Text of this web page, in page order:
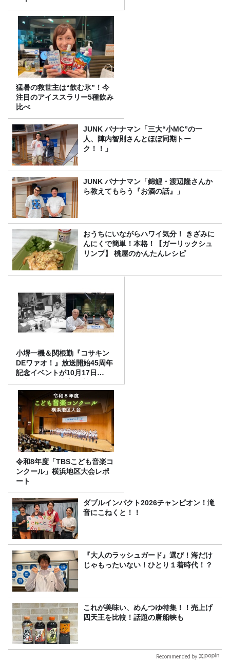
猛暑の救世主は“飲む氷”！今
注目のアイススラリー5種飲み
比べ
JUNK バナナマン「三大“小MC”の一
人、陣内智則さんとほぼ同期トー
ク！！」
JUNK バナナマン「錦鯉・渡辺隆さんか
ら教えてもらう『お酒の話』」
おうちにいながらハワイ気分！ きざみに
んにくで簡単！本格！【ガーリックシュ
リンプ】 桃屋のかんたんレシピ
小堺一機＆関根勤『コサキン
DEワァオ！』放送開始45周年
記念イベントが10月17日
（土）に開催決定！本日より
FC先行受付スタート！
令和8年度「TBSこども音楽コ
ンクール」横浜地区大会レポ
ート
ダブルインパクト2026チャンピオン！滝
音にこねくと！！
『大人のラッシュガード』選び！海だけ
じゃもったいない！ひとり１着時代！？
これが美味い、めんつゆ特集！！売上げ
四天王を比較！話題の唐船峡も
Recommended by